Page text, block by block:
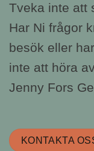
Tveka inte att
Har Ni frågor
besök eller
inte att höra
Jenny Fors
KONTAKTA